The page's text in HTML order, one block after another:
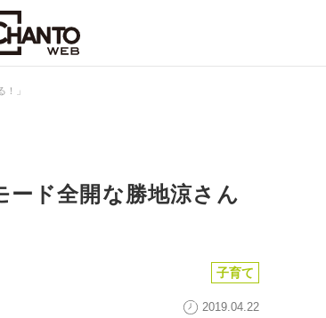
」
ド全開な勝地涼さん
子育て
2019.04.22